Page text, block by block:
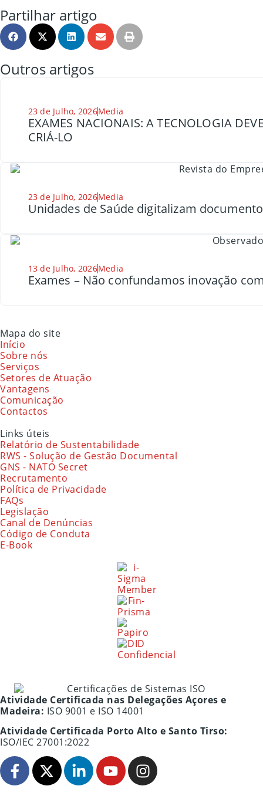
Partilhar artigo
Outros artigos
23 de Julho, 2026Media
EXAMES NACIONAIS: A TECNOLOGIA
CRIÁ-LO
23 de Julho, 2026Media
Unidades de Saúde digitalizam
13 de Julho, 2026Media
Exames – Não confundamos inovação
Mapa do site
Início
Sobre nós
Serviços
Setores de Atuação
Vantagens
Comunicação
Contactos
Links úteis
Relatório de Sustentabilidade
RWS - Solução de Gestão Documental
GNS - NATO Secret
Recrutamento
Política de Privacidade
FAQs
Legislação
Canal de Denúncias
Código de Conduta
E-Book
Atividade Certificada nas Delegações Açores e
Madeira: ISO 9001 e ISO 14001
Atividade Certificada Porto Alto e Santo Tirso:
ISO/IEC 27001:2022